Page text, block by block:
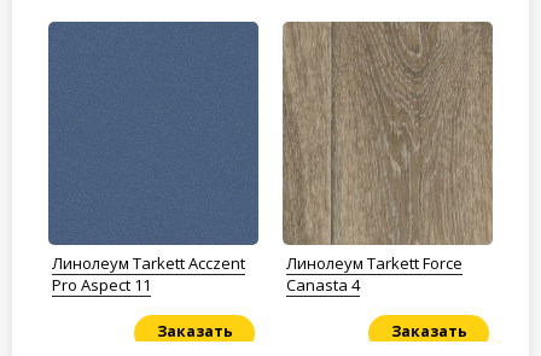
Линолеум Tarkett Acczent
Pro Aspect 11
Заказать
Линолеум Tarkett Force
Canasta 4
Заказать